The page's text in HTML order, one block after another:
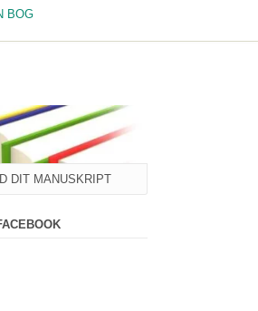
BOG
DIT MANUSKRIPT